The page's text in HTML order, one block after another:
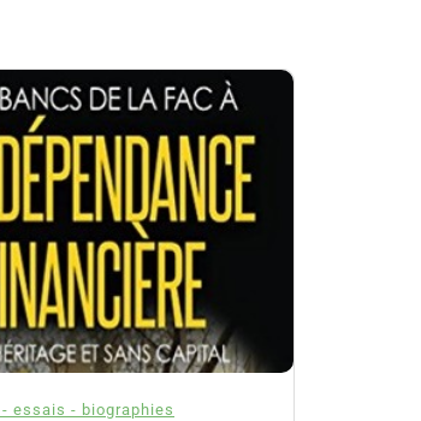
essais - biographies